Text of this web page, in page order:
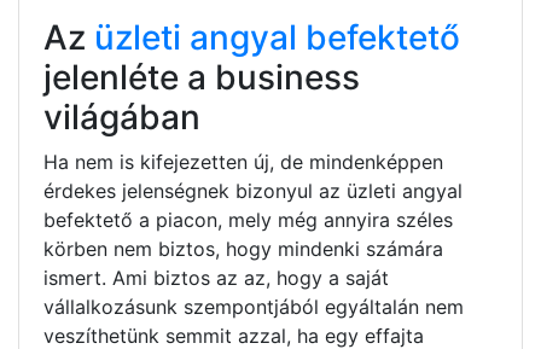
Az üzleti angyal befektető
jelenléte a business
világában
Ha nem is kifejezetten új, de mindenképpen
érdekes jelenségnek bizonyul az üzleti angyal
befektető a piacon, mely még annyira széles
körben nem biztos, hogy mindenki számára
ismert. Ami biztos az az, hogy a saját
vállalkozásunk szempontjából egyáltalán nem
veszíthetünk semmit azzal, ha egy effajta